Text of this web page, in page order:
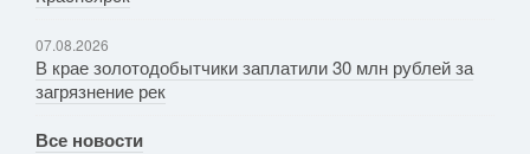
07.08.2026
В крае золотодобытчики заплатили 30 млн рублей за
загрязнение рек
Все новости